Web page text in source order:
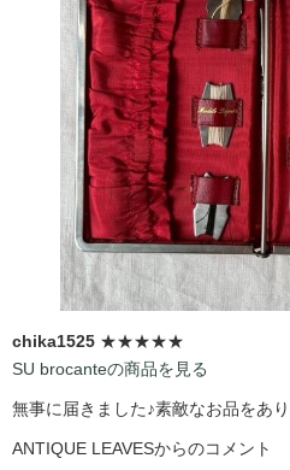
chika1525 ★★★★★
SU brocanteの商品を見る
無事に届きました♪素敵なお品をあ
ANTIQUE LEAVESからのコメント